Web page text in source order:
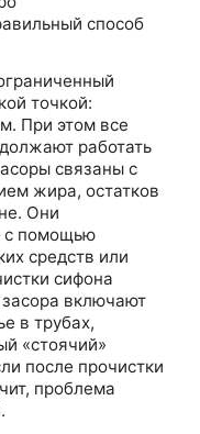
способ
точкой:
При этом все
работать
связаны с
жира, остатков
Они
с помощью
средств или
сифона
включают
в трубах,
«стоячий»
после прочистки
проблема